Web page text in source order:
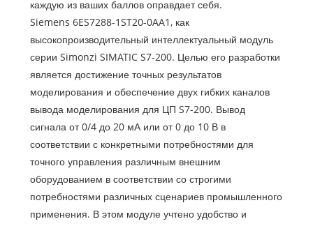
каждую из ваших баллов оправдает себя.
Siemens 6ES7288-1ST20-0AA1, как
высокопроизводительный интеллектуальный модуль
серии Simonzi SIMATIC S7-200. Целью его разработки
является достижение точных результатов
моделирования и обеспечение двух гибких каналов
вывода моделирования для ЦП S7-200. Вывод
сигнала от 0/4 до 20 мА или от 0 до 10 В в
соответствии с конкретными потребностями для
точного управления различным внешним
оборудованием в соответствии со строгими
потребностями различных сценариев промышленного
применения. В этом модуле учтено удобство и